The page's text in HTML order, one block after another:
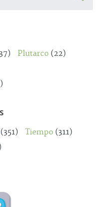
Plutarco (22)
(351) Tiempo (311)